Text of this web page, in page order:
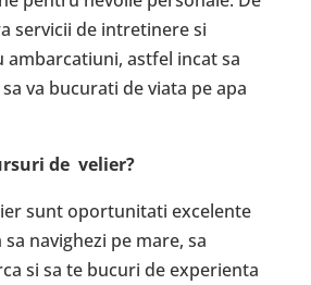
servicii de intretinere si
astfel incat sa
va bucurati de viata pe apa
de velier?
sunt oportunitati excelente
navighezi pe mare, sa
si sa te bucuri de experienta